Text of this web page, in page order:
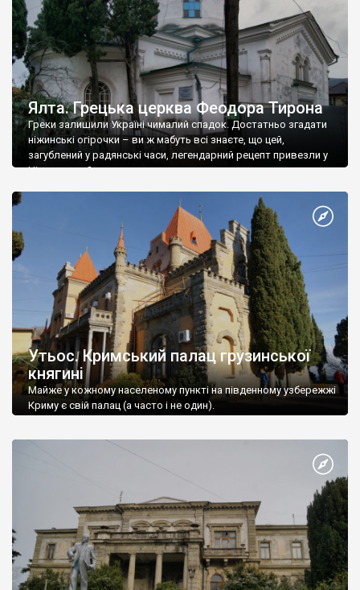
Ялта. Грецька церква Феодора Тирона
Греки залишили Україні чималий спадок. Достатньо згадати
ніжинські огірочки – ви ж мабуть всі знаєте, що цей,
загублений у радянські часи, легендарний рецепт привезли у
Ніжин греки?
Утьос. Кримський палац грузинської
княгині
Майже у кожному населеному пункті на південному узбережжі
Криму є свій палац (а часто і не один).